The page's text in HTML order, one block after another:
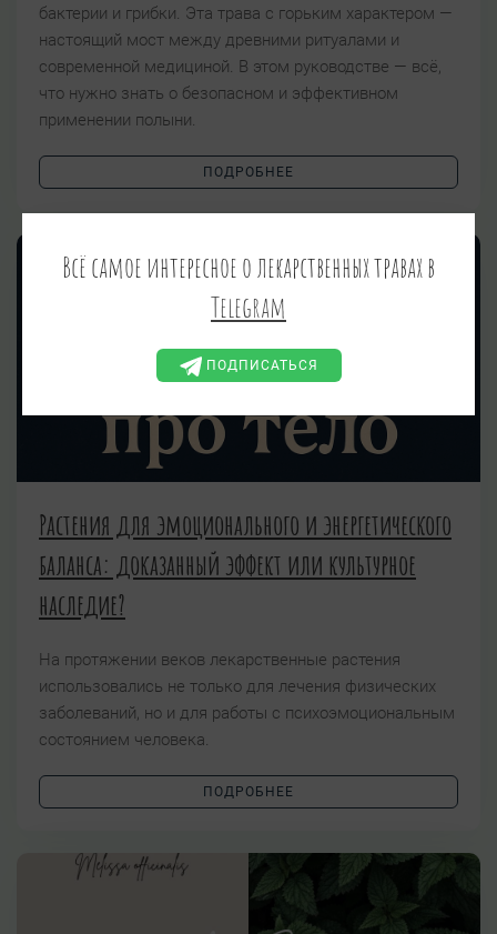
бактерии и грибки. Эта трава с горьким характером —
настоящий мост между древними ритуалами и
современной медициной. В этом руководстве — всё,
что нужно знать о безопасном и эффективном
применении полыни.
ПОДРОБНЕЕ
Растения для эмоционального и энергетического
баланса: доказанный эффект или культурное
наследие?
На протяжении веков лекарственные растения
использовались не только для лечения физических
заболеваний, но и для работы с психоэмоциональным
состоянием человека.
ПОДРОБНЕЕ
Всё самое интересное о лекарственных травах в
Telegram
ПОДПИСАТЬСЯ